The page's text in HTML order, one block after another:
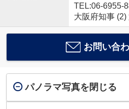
TEL:06-6955-
大阪府知事
お問い合
パノラマ写真を閉じる